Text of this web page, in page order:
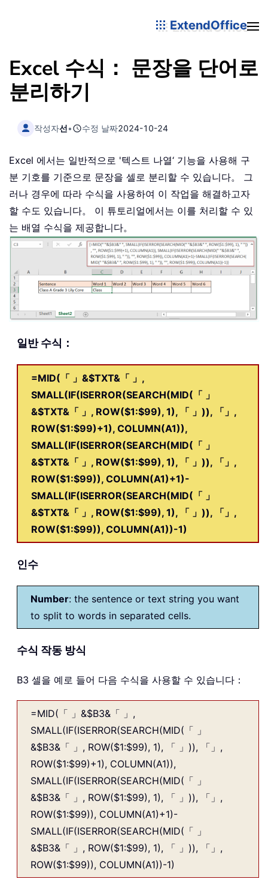
ExtendOffice
Excel 수식： 문장을 단어로
분리하기
작성자선• 수정 날짜2024-10-24
Excel 에서는 일반적으로 '텍스트 나열‘ 기능을 사용해 구
분 기호를 기준으로 문장을 셀로 분리할 수 있습니다。 그
러나 경우에 따라 수식을 사용하여 이 작업을 해결하고자
할 수도 있습니다。 이 튜토리얼에서는 이를 처리할 수 있
는 배열 수식을 제공합니다。
일반 수식：
=MID(「 」&$TXT&「 」,
SMALL(IF(ISERROR(SEARCH(MID(「 」
&$TXT&「 」, ROW($1:$99), 1), 「 」)), 「」,
ROW($1:$99)+1), COLUMN(A1)),
SMALL(IF(ISERROR(SEARCH(MID(「 」
&$TXT&「 」, ROW($1:$99), 1), 「 」)), 「」,
ROW($1:$99)), COLUMN(A1)+1)-
SMALL(IF(ISERROR(SEARCH(MID(「 」
&$TXT&「 」, ROW($1:$99), 1), 「 」)), 「」,
ROW($1:$99)), COLUMN(A1))-1)
인수
Number: the sentence or text string you want
to split to words in separated cells.
수식 작동 방식
B3 셀을 예로 들어 다음 수식을 사용할 수 있습니다：
=MID(「 」&$B3&「 」,
SMALL(IF(ISERROR(SEARCH(MID(「 」
&$B3&「 」, ROW($1:$99), 1), 「 」)), 「」,
ROW($1:$99)+1), COLUMN(A1)),
SMALL(IF(ISERROR(SEARCH(MID(「 」
&$B3&「 」, ROW($1:$99), 1), 「 」)), 「」,
ROW($1:$99)), COLUMN(A1)+1)-
SMALL(IF(ISERROR(SEARCH(MID(「 」
&$B3&「 」, ROW($1:$99), 1), 「 」)), 「」,
ROW($1:$99)), COLUMN(A1))-1)